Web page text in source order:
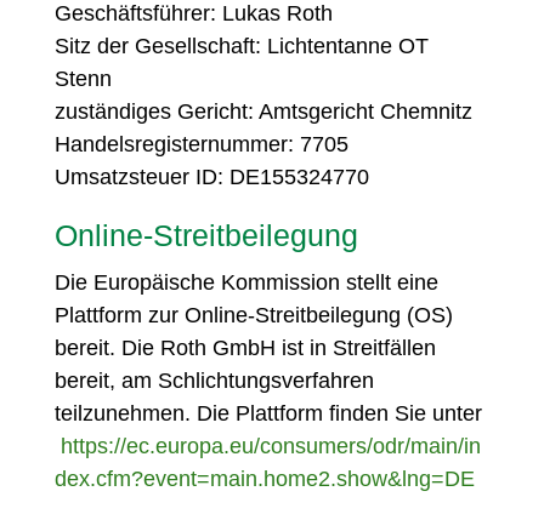
Geschäftsführer: Lukas Roth
Sitz der Gesellschaft: Lichtentanne OT
Stenn
zuständiges Gericht: Amtsgericht Chemnitz
Handelsregisternummer: 7705
Umsatzsteuer ID: DE155324770
Online-Streitbeilegung
Die Europäische Kommission stellt eine
Plattform zur Online-Streitbeilegung (OS)
bereit. Die Roth GmbH ist in Streitfällen
bereit, am Schlichtungsverfahren
teilzunehmen. Die Plattform finden Sie unter
https://ec.europa.eu/consumers/odr/main/in
dex.cfm?event=main.home2.show&lng=DE